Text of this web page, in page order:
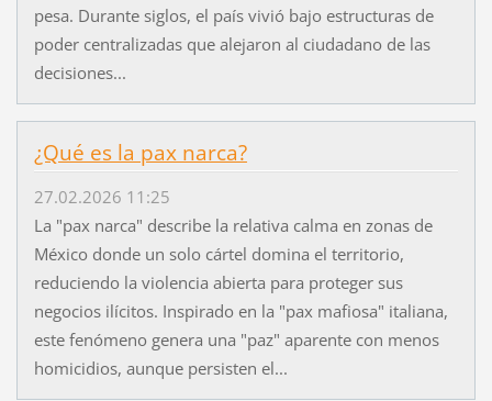
pesa. Durante siglos, el país vivió bajo estructuras de
poder centralizadas que alejaron al ciudadano de las
decisiones...
¿Qué es la pax narca?
27.02.2026 11:25
La "pax narca" describe la relativa calma en zonas de
México donde un solo cártel domina el territorio,
reduciendo la violencia abierta para proteger sus
negocios ilícitos. Inspirado en la "pax mafiosa" italiana,
este fenómeno genera una "paz" aparente con menos
homicidios, aunque persisten el...